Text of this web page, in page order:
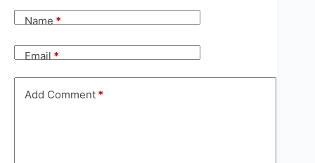
Name*
Email*
Add Comment *